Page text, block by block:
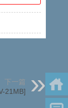
下一篇
21MB]